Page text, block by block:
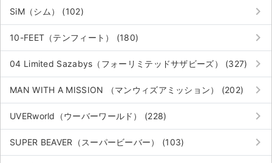
サイト情報
チケットジャム運営会社
チケットジャム利用規約
プライバシーポリシー
特定商取引法に基づく表記
SiM（シム） (102) keyboard_arrow_right
10-FEET（テンフィート） (180) keyboard_arrow_right
04 Limited Sazabys（フォーリミテッドサザビーズ） (327) keyboard_arrow_right
MAN WITH A MISSION （マンウィズアミッション） (202) keyboard_arrow_right
UVERworld（ウーバーワールド） (228) keyboard_arrow_right
SUPER BEAVER（スーパービーバー） (103) keyboard_arrow_right